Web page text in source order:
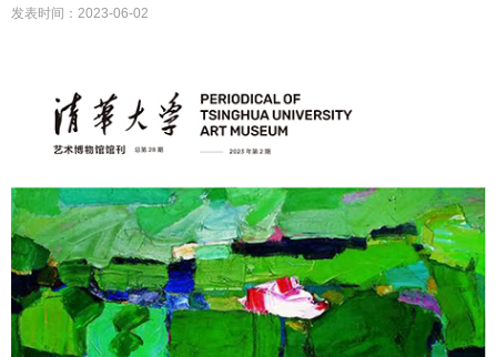
发表时间：2023-06-02